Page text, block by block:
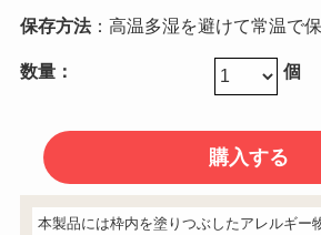
保存方法：高温多湿を避けて常温で
数量： 個
本製品には枠内を塗りつぶしたアレルギー